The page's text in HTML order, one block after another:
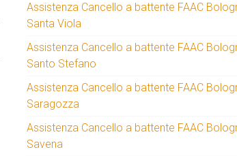
Assistenza Cancello a battente FAAC
Santa Viola
Assistenza Cancello a battente FAAC
Santo Stefano
Assistenza Cancello a battente FAAC
Saragozza
Assistenza Cancello a battente FAAC
Savena